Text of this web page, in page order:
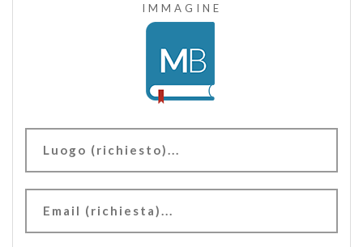
IMMAGINE